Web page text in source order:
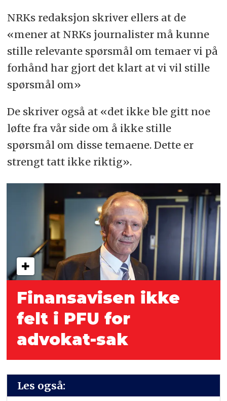
NRKs redaksjon skriver ellers at de
«mener at NRKs journalister må kunne
stille relevante spørsmål om temaer vi på
forhånd har gjort det klart at vi vil stille
spørsmål om»
De skriver også at «det ikke ble gitt noe
løfte fra vår side om å ikke stille
spørsmål om disse temaene. Dette er
strengt tatt ikke riktig».
Finansavisen ikke
felt i PFU for
advokat-sak
Les også: